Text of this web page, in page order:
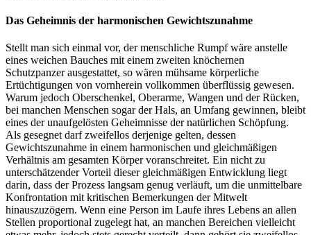
Das Geheimnis der harmonischen Gewichtszunahme
Stellt man sich einmal vor, der menschliche Rumpf wäre anstelle
eines weichen Bauches mit einem zweiten knöchernen
Schutzpanzer ausgestattet, so wären mühsame körperliche
Ertüchtigungen von vornherein vollkommen überflüssig gewesen.
Warum jedoch Oberschenkel, Oberarme, Wangen und der Rücken,
bei manchen Menschen sogar der Hals, an Umfang gewinnen, bleibt
eines der unaufgelösten Geheimnisse der natürlichen Schöpfung.
Als gesegnet darf zweifellos derjenige gelten, dessen
Gewichtszunahme in einem harmonischen und gleichmäßigen
Verhältnis am gesamten Körper voranschreitet. Ein nicht zu
unterschätzender Vorteil dieser gleichmäßigen Entwicklung liegt
darin, dass der Prozess langsam genug verläuft, um die unmittelbare
Konfrontation mit kritischen Bemerkungen der Mitwelt
hinauszuzögern. Wenn eine Person im Laufe ihres Lebens an allen
Stellen proportional zugelegt hat, an manchen Bereichen vielleicht